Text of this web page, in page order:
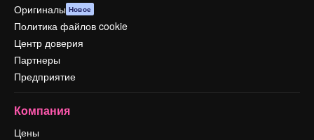
Оригиналы Новое
Политика файлов cookie
Центр доверия
Партнеры
Предприятие
Компания
Цены